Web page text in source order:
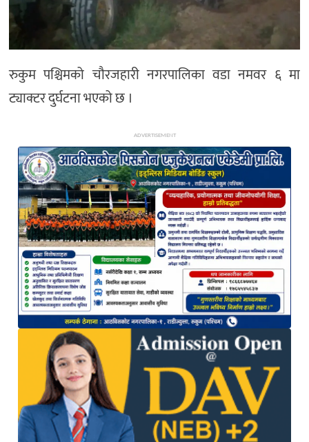
रुकुम पश्चिमको चौरजहारी नगरपालिका वडा नमवर ६ मा
ट्याक्टर दुर्घटना भएको छ ।
ADVERTISEMENT